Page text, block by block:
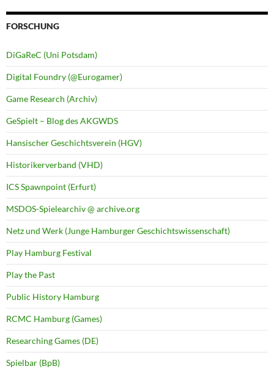
FORSCHUNG
DiGaReC (Uni Potsdam)
Digital Foundry (@Eurogamer)
Game Research (Archiv)
GeSpielt – Blog des AKGWDS
Hansischer Geschichtsverein (HGV)
Historikerverband (VHD)
ICS Spawnpoint (Erfurt)
MSDOS-Spielearchiv @ archive.org
Netz und Werk (Junge Hamburger Geschichtswissenschaft)
Play Hamburg Festival
Play the Past
Public History Hamburg
RCMC Hamburg (Games)
Researching Games (DE)
Spielbar (BpB)